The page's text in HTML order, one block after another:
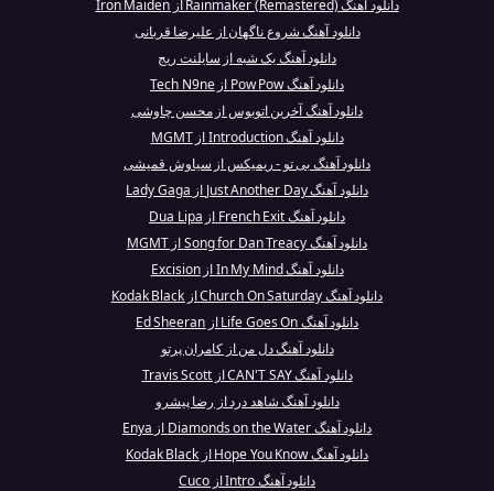
دانلود آهنگ Rainmaker (Remastered) از Iron Maiden
دانلود آهنگ شروع ناگهان از علیرضا قربانی
دانلود آهنگ یک شبه از سایلنت ریج
دانلود آهنگ Pow Pow از Tech N9ne
دانلود آهنگ آخرین اتوبوس از محسن چاوشی
دانلود آهنگ Introduction از MGMT
دانلود آهنگ بی تو - ریمیکس از سیاوش قمیشی
دانلود آهنگ Just Another Day از Lady Gaga
دانلود آهنگ French Exit از Dua Lipa
دانلود آهنگ Song for Dan Treacy از MGMT
دانلود آهنگ In My Mind از Excision
دانلود آهنگ Church On Saturday از Kodak Black
دانلود آهنگ Life Goes On از Ed Sheeran
دانلود آهنگ دل من از کامران پرتو
دانلود آهنگ CAN'T SAY از Travis Scott
دانلود آهنگ شاهد درد از رضا پیشرو
دانلود آهنگ Diamonds on the Water از Enya
دانلود آهنگ Hope You Know از Kodak Black
دانلود آهنگ Intro از Cuco